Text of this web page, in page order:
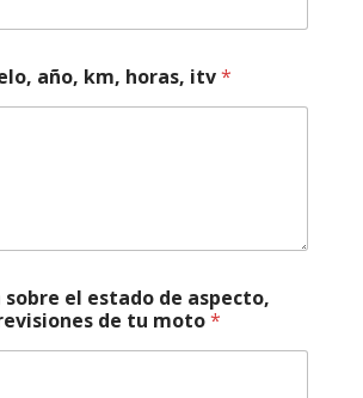
año, km, horas, itv*
el estado de aspecto,
de tu moto*